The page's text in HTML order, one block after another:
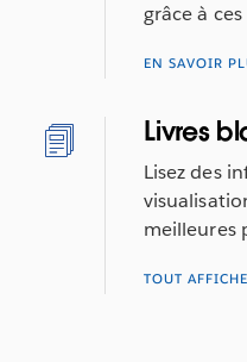
grâce à
EN SAVOIR
Livres
Lisez des
meilleures
TOUT